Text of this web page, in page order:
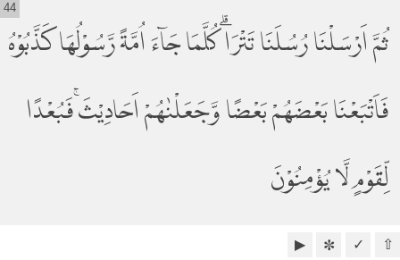
ثُمَّ اَرْسَلْنَا رُسُلَنَا تَتْرَاۗ كُلَّمَا جَاۤءَ اُمَّةً رَّسُوْلُهَا كَذَّبُوْهُ
فَاَتْبَعْنَا بَعْضَهُمْ بَعْضًا وَّجَعَلْنٰهُمْ اَحَادِيْثَۚ فَبُعْدًا
لِّقَوْمٍ لَّا يُؤْمِنُوْنَ
44
⇧
✓
✼
▶